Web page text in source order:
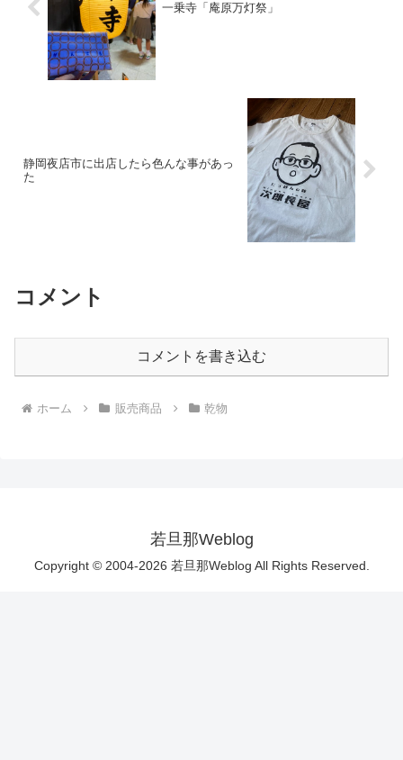
一乗寺「庵原万灯祭」
静岡夜店市に出店したら色んな事があっ
た
コメント
コメントを書き込む
ホーム 販売商品 乾物
若旦那Weblog
Copyright © 2004-2026 若旦那Weblog All Rights Reserved.